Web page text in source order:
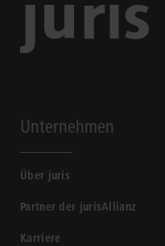
Unternehmen
Über juris
Partner der jurisAllianz
Karriere